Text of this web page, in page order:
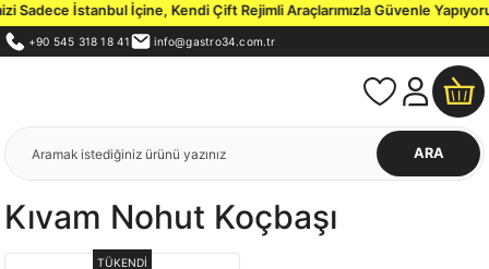
Sadece İstanbul İçine, Kendi Çift Rejimli Araçlarımızla Güvenle
+90 545 318 18 41 info@gastro34.com.tr
ARA
Kıvam Nohut Koçbaşı
TÜKENDİ